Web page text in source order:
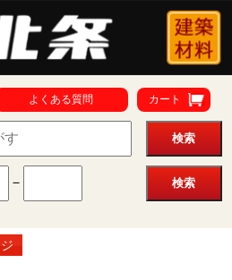
よくある質問 カート
－